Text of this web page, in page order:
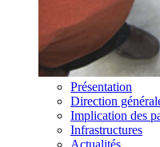
Présentation
Direction
Implication des
Infrastructures
Actualités